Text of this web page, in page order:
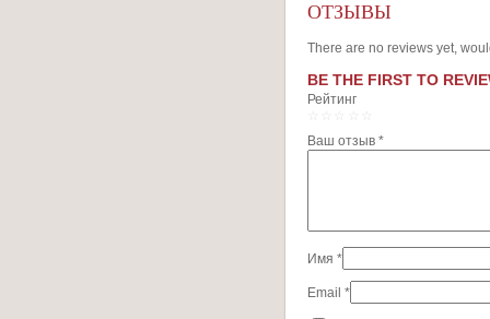
ОТЗЫВЫ
There are no reviews yet,
BE THE FIRST TO
Рейтинг
Ваш отзыв *
Имя *
Email *